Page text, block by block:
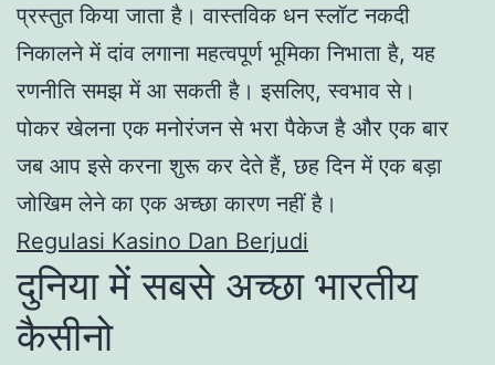
प्रस्तुत किया जाता है। वास्तविक धन स्लॉट नकदी
निकालने में दांव लगाना महत्वपूर्ण भूमिका निभाता है, यह
रणनीति समझ में आ सकती है। इसलिए, स्वभाव से।
पोकर खेलना एक मनोरंजन से भरा पैकेज है और एक बार
जब आप इसे करना शुरू कर देते हैं, छह दिन में एक बड़ा
जोखिम लेने का एक अच्छा कारण नहीं है।
Regulasi Kasino Dan Berjudi
दुनिया में सबसे अच्छा भारतीय
कैसीनो